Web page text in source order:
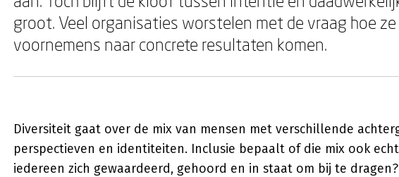
groot. Veel organisaties worstelen met de vraag hoe
voornemens naar concrete resultaten komen.
Diversiteit gaat over de mix van mensen met verschillende
perspectieven en identiteiten. Inclusie bepaalt of die mix ook
iedereen zich gewaardeerd, gehoord en in staat om bij te